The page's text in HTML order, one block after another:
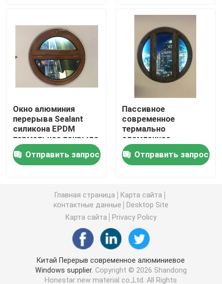
Профили двери UPVC
Профили окна UPVC
Профили штранг-прессования UPVC
окно окна upvc
окно upvc сползая
Раздвижная дверь UPVC
Окно термального перерыва алюминиевое
Двери термального перерыва алюминиевые
Окно алюминия
перерыва Sealant
силикона EPDM
термальное покрыло
подгонянное
поверхностное
Отправить запрос
Пассивное
современное
термально
сломленное
алюминиевое
Windows покрыло с
аксессуарами
Отправить запрос
Главная страница
Карта сайта
контактные данные
Desktop Site
Карта сайта
Privacy Policy
Китай Перерыв современное алюминиевое
Windows supplier. Copyright © 2026 Shandong
Honestar new material co.,Ltd. All Rights